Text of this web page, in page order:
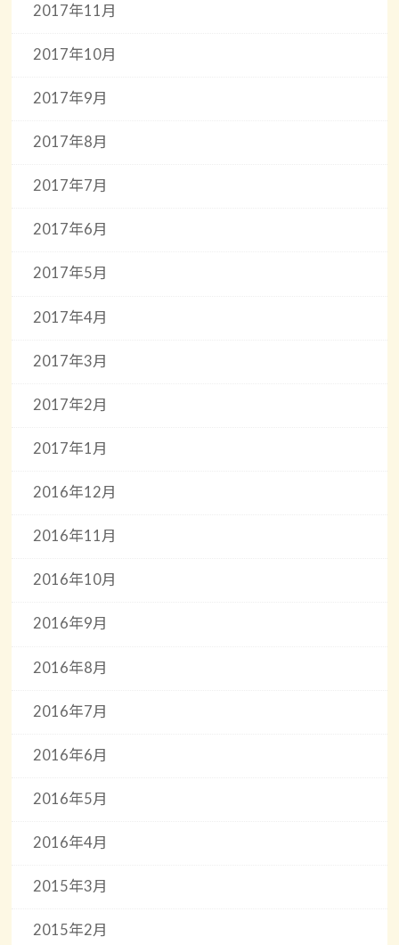
2017年11月
2017年10月
2017年9月
2017年8月
2017年7月
2017年6月
2017年5月
2017年4月
2017年3月
2017年2月
2017年1月
2016年12月
2016年11月
2016年10月
2016年9月
2016年8月
2016年7月
2016年6月
2016年5月
2016年4月
2015年3月
2015年2月